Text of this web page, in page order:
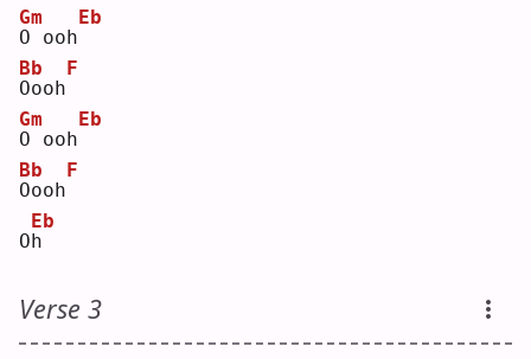
O
Gm
ooh
Eb
O
Bb
ooh
F
O
Gm
ooh
Eb
O
Bb
ooh
F
Oh
Eb
Verse 3